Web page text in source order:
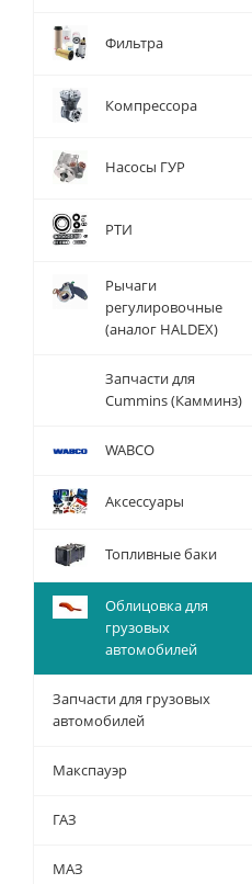
Фильтра
Компрессора
Насосы ГУР
РТИ
Рычаги
регулировочные
(аналог HALDEX)
Запчасти для
Cummins (Камминз)
WABCO
Аксессуары
Топливные баки
Облицовка для
грузовых
автомобилей
Запчасти для грузовых
автомобилей
Макспауэр
ГАЗ
МАЗ